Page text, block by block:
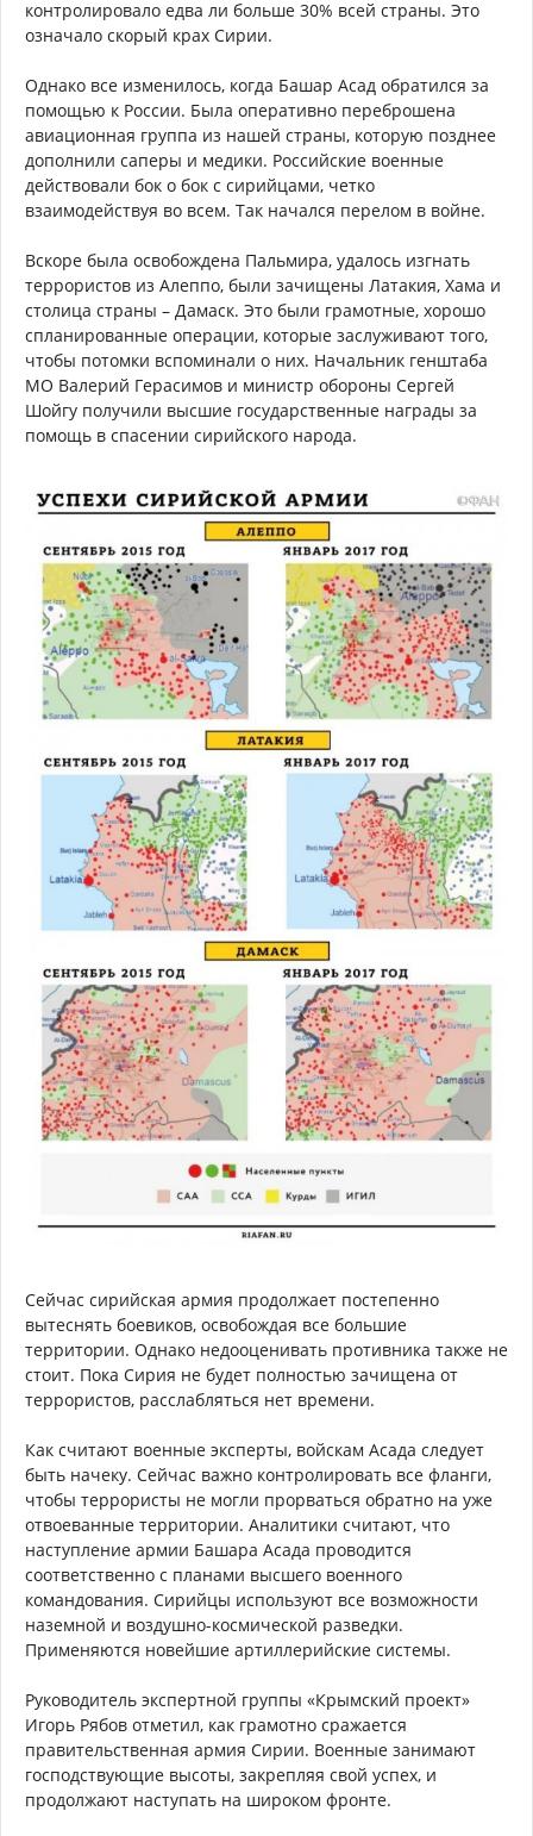
контролировало едва ли больше 30% всей страны. Это
означало скорый крах Сирии.
Однако все изменилось, когда Башар Асад обратился за
помощью к России. Была оперативно переброшена
авиационная группа из нашей страны, которую позднее
дополнили саперы и медики. Российские военные
действовали бок о бок с сирийцами, четко
взаимодействуя во всем. Так начался перелом в войне.
Вскоре была освобождена Пальмира, удалось изгнать
террористов из Алеппо, были зачищены Латакия, Хама и
столица страны – Дамаск. Это были грамотные, хорошо
спланированные операции, которые заслуживают того,
чтобы потомки вспоминали о них. Начальник генштаба
МО Валерий Герасимов и министр обороны Сергей
Шойгу получили высшие государственные награды за
помощь в спасении сирийского народа.
Сейчас сирийская армия продолжает постепенно
вытеснять боевиков, освобождая все большие
территории. Однако недооценивать противника также не
стоит. Пока Сирия не будет полностью зачищена от
террористов, расслабляться нет времени.
Как считают военные эксперты, войскам Асада следует
быть начеку. Сейчас важно контролировать все фланги,
чтобы террористы не могли прорваться обратно на уже
отвоеванные территории. Аналитики считают, что
наступление армии Башара Асада проводится
соответственно с планами высшего военного
командования. Сирийцы используют все возможности
наземной и воздушно-космической разведки.
Применяются новейшие артиллерийские системы.
Руководитель экспертной группы «Крымский проект»
Игорь Рябов отметил, как грамотно сражается
правительственная армия Сирии. Военные занимают
господствующие высоты, закрепляя свой успех, и
продолжают наступать на широком фронте.